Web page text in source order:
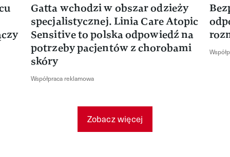
Gatta wchodzi w obszar odzieży
specjalistycznej. Linia Care Atopic
Sensitive to polska odpowiedź na
potrzeby pacjentów z chorobami
skóry
Współpraca reklamowa
Zobacz więcej